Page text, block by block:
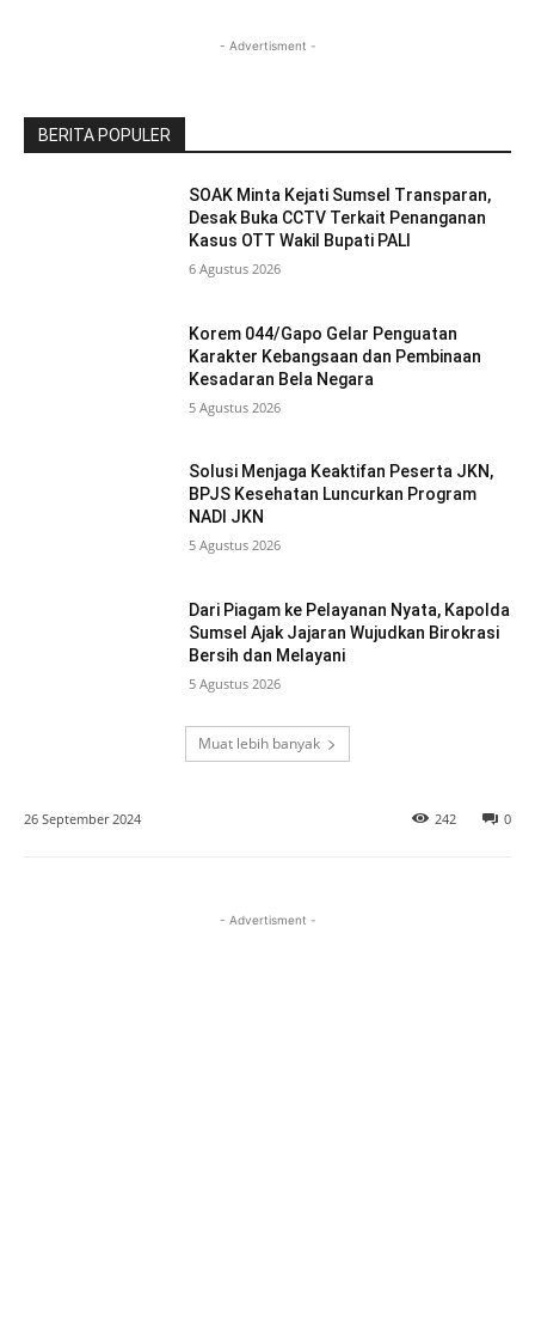
- Advertisment -
BERITA POPULER
SOAK Minta Kejati Sumsel Transparan,
Desak Buka CCTV Terkait Penanganan
Kasus OTT Wakil Bupati PALI
6 Agustus 2026
Korem 044/Gapo Gelar Penguatan
Karakter Kebangsaan dan Pembinaan
Kesadaran Bela Negara
5 Agustus 2026
Solusi Menjaga Keaktifan Peserta JKN,
BPJS Kesehatan Luncurkan Program
NADI JKN
5 Agustus 2026
Dari Piagam ke Pelayanan Nyata, Kapolda
Sumsel Ajak Jajaran Wujudkan Birokrasi
Bersih dan Melayani
5 Agustus 2026
Muat lebih banyak
26 September 2024 0
242
- Advertisment -